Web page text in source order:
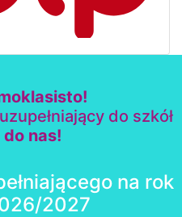
do szkół
nas!
na rok
2027